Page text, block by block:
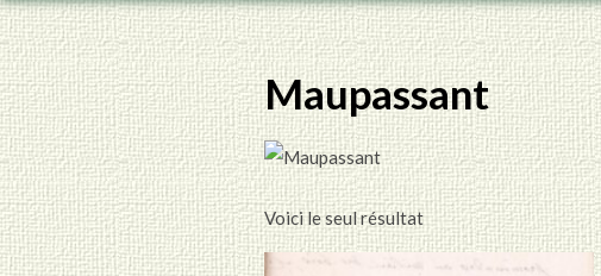
Maupassant
Voici le seul résultat